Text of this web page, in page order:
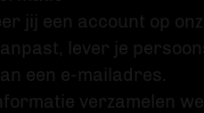
jij een account op
lever je
een e-mailadres.
verzamelen